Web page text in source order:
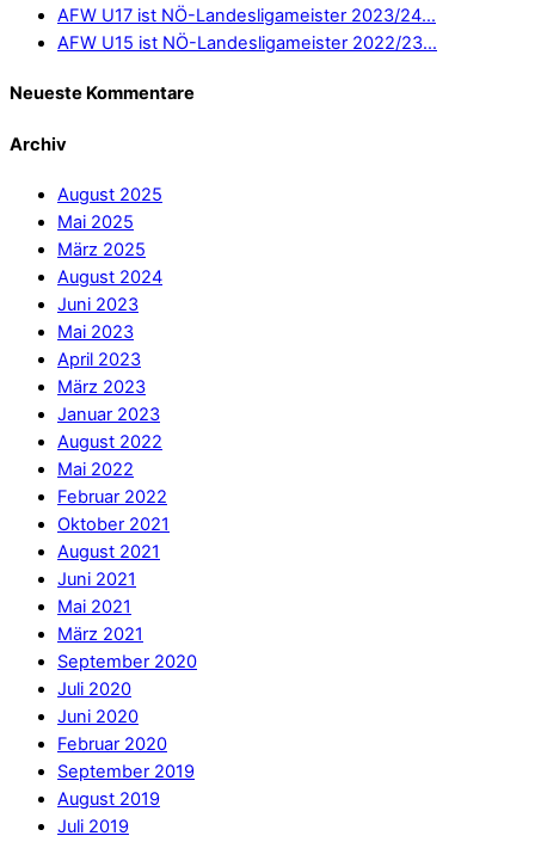
AFW U17 ist NÖ-Landesligameister 2023/24…
AFW U15 ist NÖ-Landesligameister 2022/23…
Neueste Kommentare
Archiv
August 2025
Mai 2025
März 2025
August 2024
Juni 2023
Mai 2023
April 2023
März 2023
Januar 2023
August 2022
Mai 2022
Februar 2022
Oktober 2021
August 2021
Juni 2021
Mai 2021
März 2021
September 2020
Juli 2020
Juni 2020
Februar 2020
September 2019
August 2019
Juli 2019